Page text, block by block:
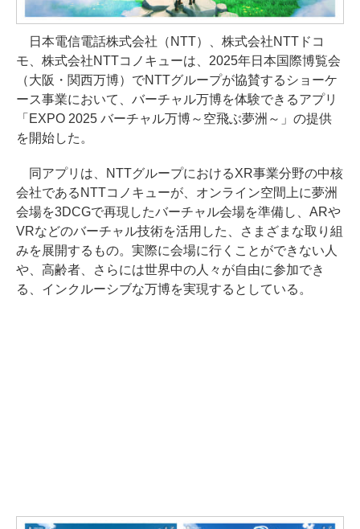
日本電信電話株式会社（NTT）、株式会社NTTドコ
モ、株式会社NTTコノキューは、2025年日本国際博覧会
（大阪・関西万博）でNTTグループが協賛するショーケ
ース事業において、バーチャル万博を体験できるアプリ
「EXPO 2025 バーチャル万博～空飛ぶ夢洲～」の提供
を開始した。
同アプリは、NTTグループにおけるXR事業分野の中核
会社であるNTTコノキューが、オンライン空間上に夢洲
会場を3DCGで再現したバーチャル会場を準備し、ARや
VRなどのバーチャル技術を活用した、さまざまな取り組
みを展開するもの。実際に会場に行くことができない人
や、高齢者、さらには世界中の人々が自由に参加でき
る、インクルーシブな万博を実現するとしている。